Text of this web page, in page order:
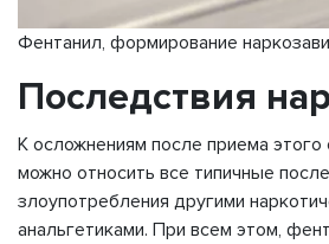
Фентанил, формирование
Последствия
К осложнениям после приема этого
можно относить все типичные
злоупотребления другими
анальгетиками. При всем этом,